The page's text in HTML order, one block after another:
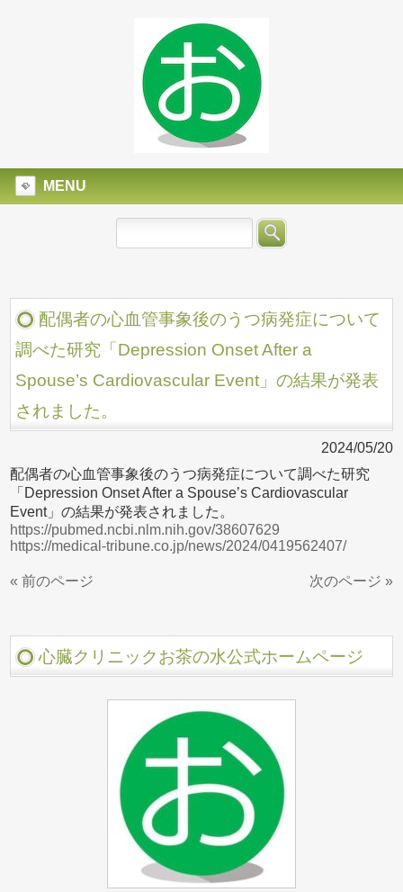
MENU
配偶者の心血管事象後のうつ病発症について
調べた研究「Depression Onset After a
Spouse’s Cardiovascular Event」の結果が発表
されました。
2024/05/20
配偶者の心血管事象後のうつ病発症について調べた研究
「Depression Onset After a Spouse’s Cardiovascular
Event」の結果が発表されました。
https://pubmed.ncbi.nlm.nih.gov/38607629
https://medical-tribune.co.jp/news/2024/0419562407/
« 前のページ 次のページ »
心臓クリニックお茶の水公式ホームページ